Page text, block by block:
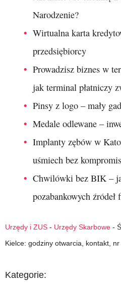
Narodzenie?
Wirtualna karta
przedsiębiorcy
Prowadzisz biznes w
jak terminal płatniczy
Pinsy z logo – mały
Medale odlewane –
Implanty zębów w
uśmiech bez
Chwilówki bez BIK –
pozabankowych źródeł
Urzędy i ZUS - Urzędy Skarbowe -
Kielce: godziny otwarcia, kontakt,
Kategorie: